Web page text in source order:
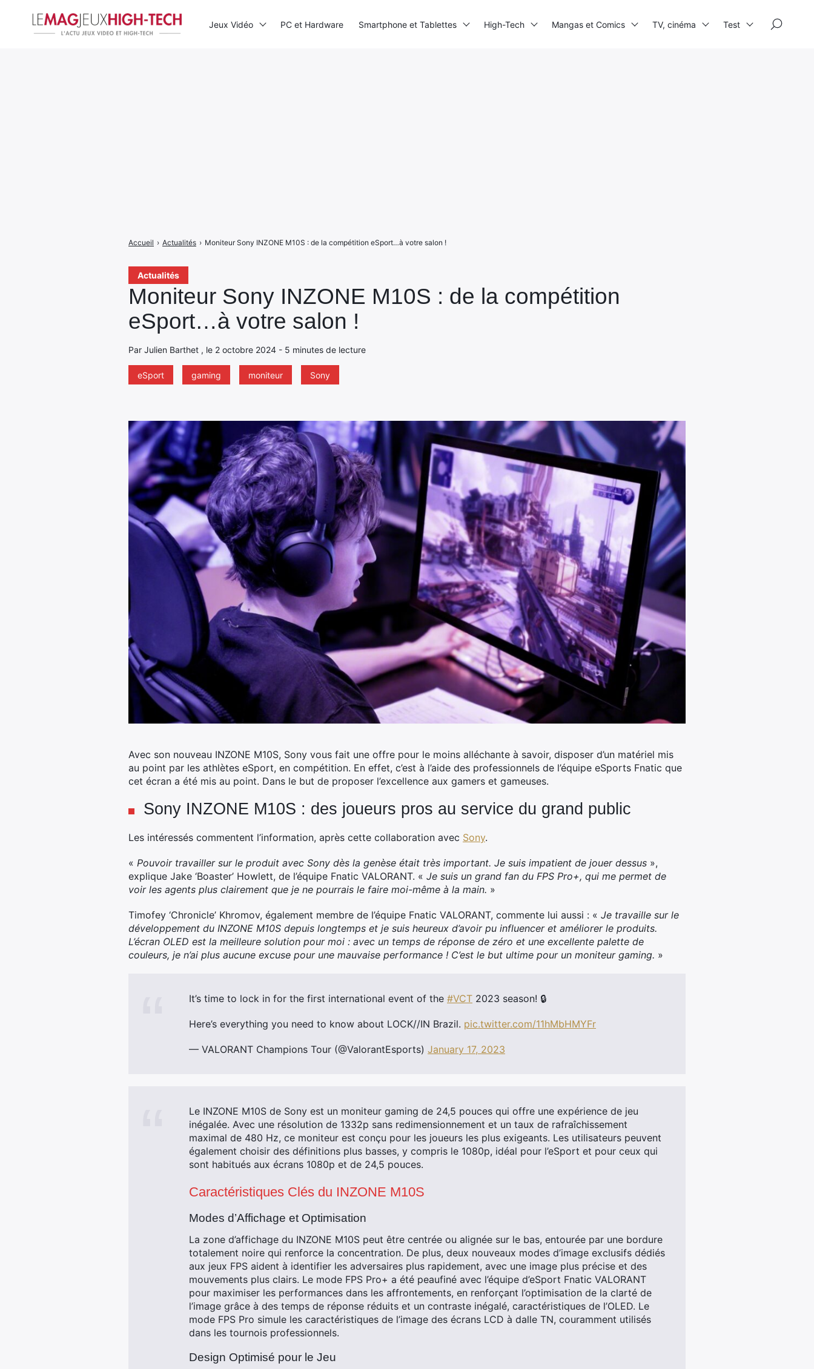
Actualités
Moniteur Sony INZONE M10S : de la compétition
eSport…à votre salon !
Par Julien Barthet , le 2 octobre 2024 - 5 minutes de lecture
eSport gaming moniteur Sony
Accueil › Actualités › Moniteur Sony INZONE M10S : de la compétition eSport…à votre salon !
Avec son nouveau INZONE M10S, Sony vous fait une offre pour le moins alléchante à savoir, disposer d’un matériel mis
au point par les athlètes eSport, en compétition. En effet, c’est à l’aide des professionnels de l’équipe eSports Fnatic que
cet écran a été mis au point. Dans le but de proposer l’excellence aux gamers et gameuses.
Sony INZONE M10S : des joueurs pros au service du grand public
Les intéressés commentent l’information, après cette collaboration avec Sony.
« Pouvoir travailler sur le produit avec Sony dès la genèse était très important. Je suis impatient de jouer dessus »,
explique Jake ‘Boaster’ Howlett, de l’équipe Fnatic VALORANT. « Je suis un grand fan du FPS Pro+, qui me permet de
voir les agents plus clairement que je ne pourrais le faire moi-même à la main. »
Timofey ‘Chronicle’ Khromov, également membre de l’équipe Fnatic VALORANT, commente lui aussi : « Je travaille sur le
développement du INZONE M10S depuis longtemps et je suis heureux d’avoir pu influencer et améliorer le produits.
L’écran OLED est la meilleure solution pour moi : avec un temps de réponse de zéro et une excellente palette de
couleurs, je n’ai plus aucune excuse pour une mauvaise performance ! C’est le but ultime pour un moniteur gaming. »
It’s time to lock in for the first international event of the #VCT 2023 season! 🔒
Here’s everything you need to know about LOCK//IN Brazil. pic.twitter.com/11hMbHMYFr
— VALORANT Champions Tour (@ValorantEsports) January 17, 2023
Le INZONE M10S de Sony est un moniteur gaming de 24,5 pouces qui offre une expérience de jeu
inégalée. Avec une résolution de 1332p sans redimensionnement et un taux de rafraîchissement
maximal de 480 Hz, ce moniteur est conçu pour les joueurs les plus exigeants. Les utilisateurs peuvent
également choisir des définitions plus basses, y compris le 1080p, idéal pour l’eSport et pour ceux qui
sont habitués aux écrans 1080p et de 24,5 pouces.
Caractéristiques Clés du INZONE M10S
Modes d’Affichage et Optimisation
La zone d’affichage du INZONE M10S peut être centrée ou alignée sur le bas, entourée par une bordure
totalement noire qui renforce la concentration. De plus, deux nouveaux modes d’image exclusifs dédiés
aux jeux FPS aident à identifier les adversaires plus rapidement, avec une image plus précise et des
mouvements plus clairs. Le mode FPS Pro+ a été peaufiné avec l’équipe d’eSport Fnatic VALORANT
pour maximiser les performances dans les affrontements, en renforçant l’optimisation de la clarté de
l’image grâce à des temps de réponse réduits et un contraste inégalé, caractéristiques de l’OLED. Le
mode FPS Pro simule les caractéristiques de l’image des écrans LCD à dalle TN, couramment utilisés
dans les tournois professionnels.
Design Optimisé pour le Jeu
Jeux Vidéo PC et Hardware Smartphone et Tablettes High-Tech Mangas et Comics TV, cinéma Test